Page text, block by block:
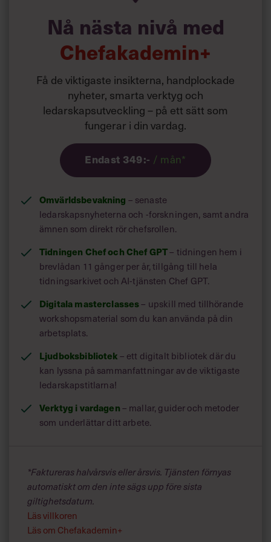
Logga in
Prenumerera
personuppgiftsbehandling
20 främsta tänkare. I sin hyllade bok visar
han vägen till en strategisk superkraft som
problem.
hittas här:
Ledarskapsbiblioteket
OM FÖRFATTAREN
Nå nästa nivå med
Chefakademin+
Få de viktigaste insikterna, handplockade
nyheter, smarta verktyg och
ledarskapsutveckling – på ett sätt som
fungerar i din vardag.
Endast 349:- / mån*
Omvärldsbevakning – senaste
ledarskapsnyheterna och -forskningen, samt andra
ämnen som direkt rör chefsrollen.
Tidningen Chef och Chef GPT– tidningen hem i
brevlådan 11 gånger per år, tillgång till hela
tidningsarkivet och AI-tjänsten Chef GPT.
Digitala masterclasses– upskill med tillhörande
workshopsmaterial som du kan använda på din
arbetsplats.
Ljudboksbibliotek– ett digitalt bibliotek där du
kan lyssna på sammanfattningar av de viktigaste
ledarskapstitlarna!
Verktyg i vardagen– mallar, guider och metoder
som underlättar ditt arbete.
*Faktureras halvårsvis eller årsvis. Tjänsten förnyas
automatiskt om den inte sägs upp före sista
giltighetsdatum.
Läs villkoren
Läs om Chefakademin+